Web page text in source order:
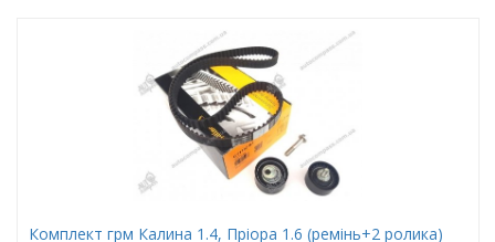
Комплект грм Калина 1.4, Пріора 1.6 (ремінь+2 ролика)